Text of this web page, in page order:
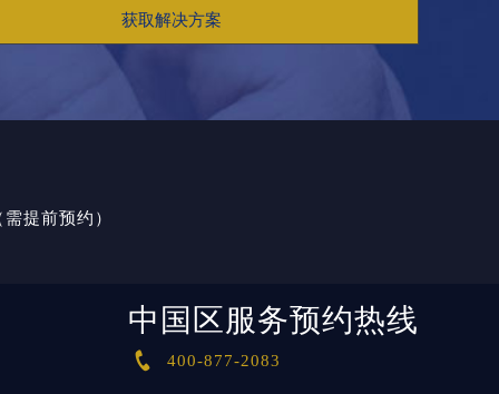
获取解决方案
提前预约）
中国区服务预约热线
 400-877-2083